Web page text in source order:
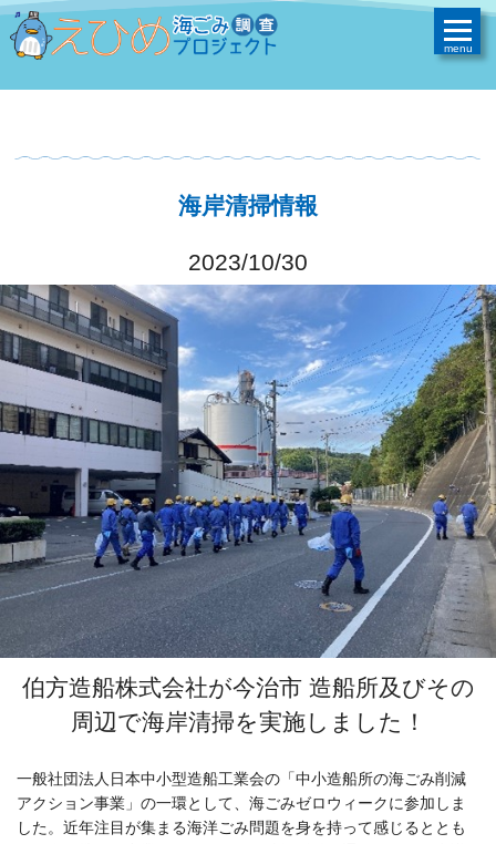
海岸清掃情報
2023/10/30
伯方造船株式会社が今治市 造船所及びその
周辺で海岸清掃を実施しました！
一般社団法人日本中小型造船工業会の「中小造船所の海ごみ削減
アクション事業」の一環として、海ごみゼロウィークに参加しま
した。近年注目が集まる海洋ごみ問題を身を持って感じるととも